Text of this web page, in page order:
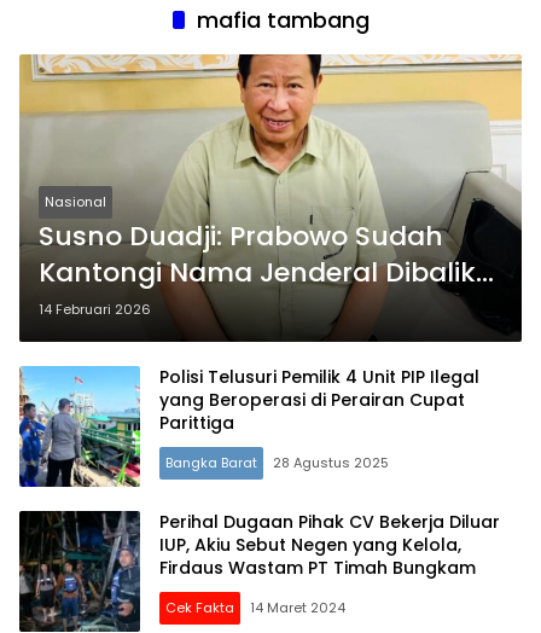
mafia tambang
Nasional
Susno Duadji: Prabowo Sudah
Kantongi Nama Jenderal Dibalik
Tambang Timah Ilegal
14 Februari 2026
Polisi Telusuri Pemilik 4 Unit PIP Ilegal
yang Beroperasi di Perairan Cupat
Parittiga
Bangka Barat 28 Agustus 2025
Perihal Dugaan Pihak CV Bekerja Diluar
IUP, Akiu Sebut Negen yang Kelola,
Firdaus Wastam PT Timah Bungkam
Cek Fakta 14 Maret 2024